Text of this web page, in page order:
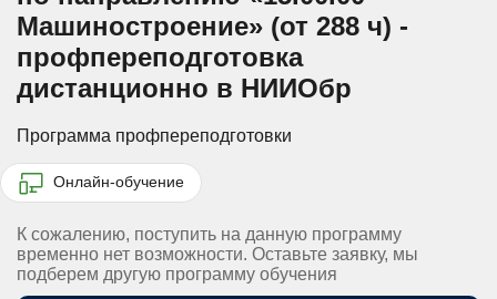
Машиностроение» (от 288 ч) -
профпереподготовка
дистанционно в НИИОбр
Программа профпереподготовки
Онлайн-обучение
К сожалению, поступить на данную программу
временно нет возможности. Оставьте заявку, мы
подберем другую программу обучения